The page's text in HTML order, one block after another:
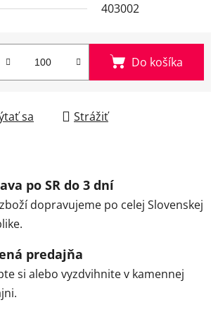
403002
Do košíka
sa
Strážiť
po SR do 3 dní
dopravujeme po celej Slovenskej
predajňa
si alebo vyzdvihnite v kamennej